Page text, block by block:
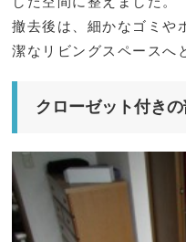
撤去後は、細かなゴミや
潔なリビングスペースへ
クローゼット付き